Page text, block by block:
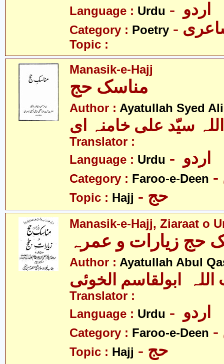
Language : Urdu
Category : Poetry
Topic :
Manasik-e-Hajj
مناسک حج
Author : Ayatullah Syed
سیّد علی خامنہ ای
Translator :
Language : Urdu
Category : Faroo-e-Deen
Topic : Hajj - حج
Manasik-e-Hajj, Ziaraat o
Author : Ayatullah Abul
اللہ ابولقاسم الخوئی
Translator :
Language : Urdu
Category : Faroo-e-Deen
Topic : Hajj - حج